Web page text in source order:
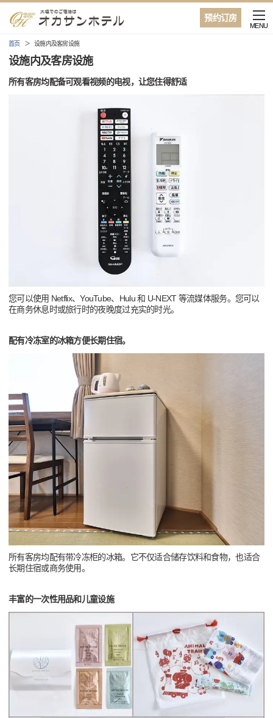
预约订房
MENU
首页 设施内及客房设施
设施内及客房设施
所有客房均配备可观看视频的电视，让您住得舒适
您可以使用 Netflix、YouTube、Hulu 和 U-NEXT 等流媒体服务。您可以
在商务休息时或旅行时的夜晚度过充实的时光。
配有冷冻室的冰箱方便长期住宿。
所有客房均配有带冷冻柜的冰箱。它不仅适合储存饮料和食物，也适合
长期住宿或商务使用。
丰富的一次性用品和儿童设施